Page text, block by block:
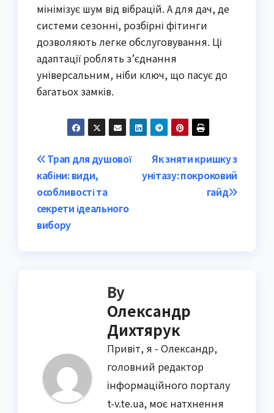
мінімізує шум від вібрацій. А для дач, де
системи сезонні, розбірні фітинги
дозволяють легке обслуговування. Ці
адаптації роблять з’єднання
універсальним, ніби ключ, що пасує до
багатьох замків.
Post
navigation
Як зняти кришку з
унітазу: покроковий
гайд
Трап для душової
кабіни: види,
особливості та
секрети ідеального
вибору
By
Олександр
Дихтярук
Привіт, я - Олександр,
головний редактор
інформаційного порталу
t-v.te.ua, моє натхнення